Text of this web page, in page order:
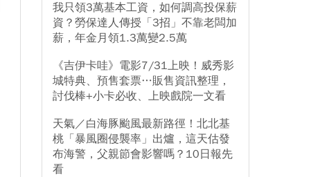
我只領3萬基本工資，如何調高投保薪
資？勞保達人傳授「3招」不靠老闆加
薪，年金月領1.3萬變2.5萬
《吉伊卡哇》電影7/31上映！威秀影
城特典、預售套票…販售資訊整理，
討伐棒+小卡必收、上映戲院一文看
天氣／白海豚颱風最新路徑！北北基
桃「暴風圈侵襲率」出爐，這天估發
布海警，父親節會影響嗎？10日報先
看